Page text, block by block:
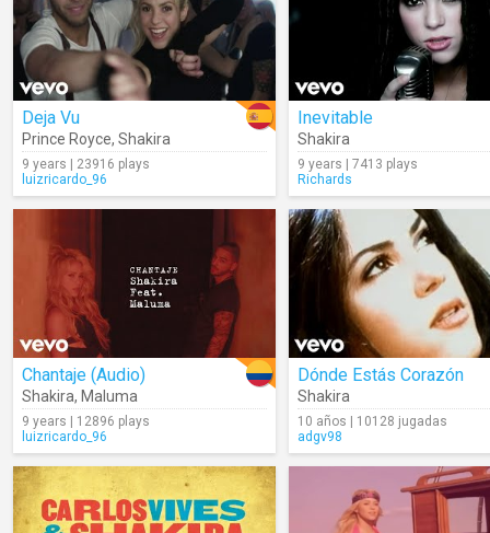
Deja Vu
Prince Royce, Shakira
9 years | 23916 plays
luizricardo_96
Inevitable
Shakira
9 years | 7413 plays
Richards
Chantaje (Audio)
Shakira, Maluma
9 years | 12896 plays
luizricardo_96
Dónde Estás Corazón
Shakira
10 años | 10128 jugadas
adgv98